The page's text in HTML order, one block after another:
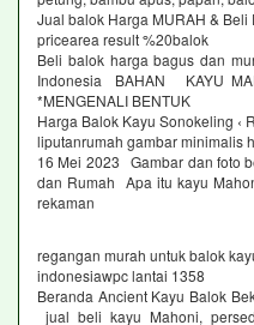
Jual balok Harga MURAH & Beli
pricearea result %20balok
Beli balok harga bagus dan
Indonesia BAHAN KAYU
*MENGENALI BENTUK
Harga Balok Kayu Sonokeling ‹
liputanrumah gambar minimalis
16 Mei 2023 Gambar dan foto
dan Rumah Apa itu kayu
rekaman
regangan murah untuk balok
indonesiawpc lantai 1358
Beranda Ancient Kayu Balok
jual beli kayu Mahoni,